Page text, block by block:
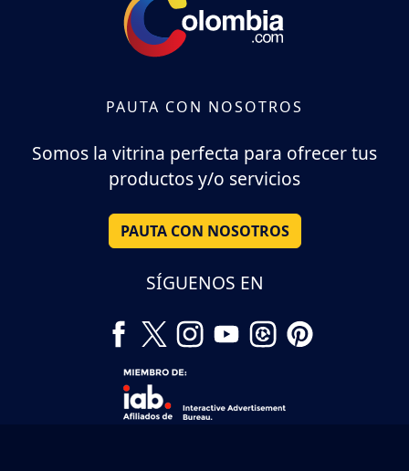
PAUTA CON NOSOTROS
Somos la vitrina perfecta para ofrecer tus
productos y/o servicios
PAUTA CON NOSOTROS
SÍGUENOS EN